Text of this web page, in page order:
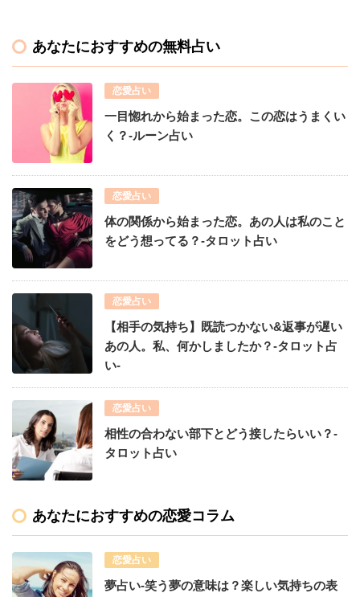
あなたにおすすめの無料占い
恋愛占い
一目惚れから始まった恋。この恋はうまくい
く？-ルーン占い
恋愛占い
体の関係から始まった恋。あの人は私のこと
をどう想ってる？-タロット占い
恋愛占い
【相手の気持ち】既読つかない&返事が遅い
あの人。私、何かしましたか？-タロット占
い-
恋愛占い
相性の合わない部下とどう接したらいい？-
タロット占い
あなたにおすすめの恋愛コラム
恋愛占い
夢占い-笑う夢の意味は？楽しい気持ちの表